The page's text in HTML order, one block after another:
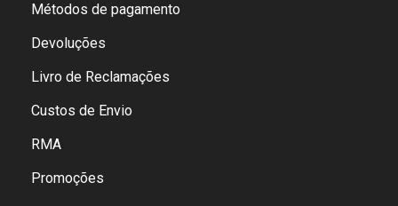
Métodos de pagamento
Devoluções
Livro de Reclamações
Custos de Envio
RMA
Promoções